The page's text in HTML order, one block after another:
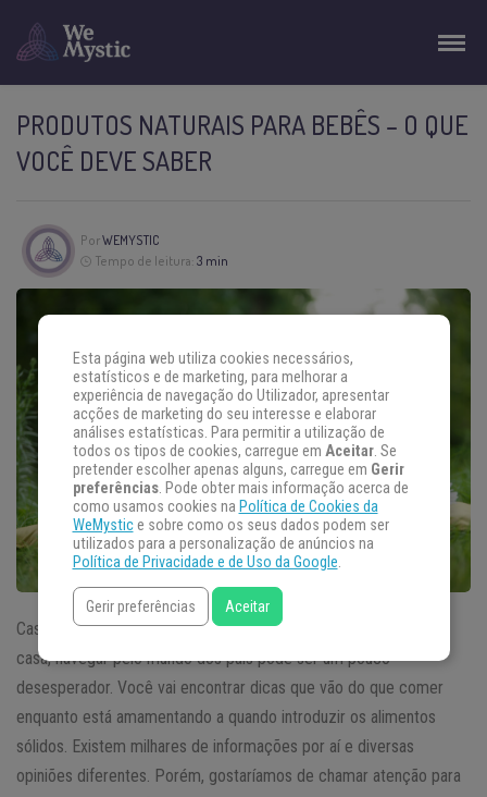
PRODUTOS NATURAIS PARA BEBÊS – O QUE
VOCÊ DEVE SABER
PorWEMYSTIC
Tempo de leitura: 3 min
Caso você esteja à espera de um filho, ou já tem um bebê em
casa, navegar pelo mundo dos pais pode ser um pouco
desesperador. Você vai encontrar dicas que vão do que comer
enquanto está amamentando a quando introduzir os alimentos
sólidos. Existem milhares de informações por aí e diversas
opiniões diferentes. Porém, gostaríamos de chamar atenção para
Esta página web utiliza cookies necessários,
estatísticos e de marketing, para melhorar a
experiência de navegação do Utilizador, apresentar
acções de marketing do seu interesse e elaborar
análises estatísticas. Para permitir a utilização de
todos os tipos de cookies, carregue em Aceitar. Se
pretender escolher apenas alguns, carregue em Gerir
preferências. Pode obter mais informação acerca de
como usamos cookies na Política de Cookies da
WeMystice sobre como os seus dados podem ser
utilizados para a personalização de anúncios na
Política de Privacidade e de Uso da Google.
Gerir preferências Aceitar